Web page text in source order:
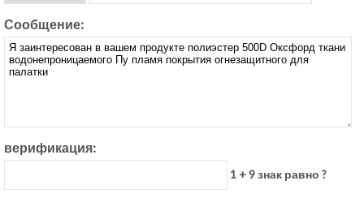
Сообщение:
верификация:
1 + 9 знак равно ?